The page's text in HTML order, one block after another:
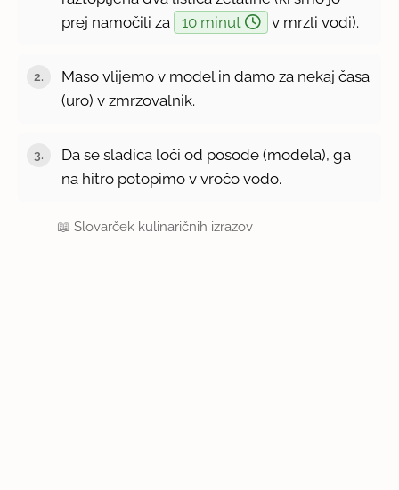
prej namočili za
10 minut v mrzli vodi).
Maso vlijemo v model in damo za nekaj časa
(uro) v zmrzovalnik.
Da se sladica loči od posode (modela), ga
na hitro potopimo v vročo vodo.
📖Slovarček kulinaričnih izrazov